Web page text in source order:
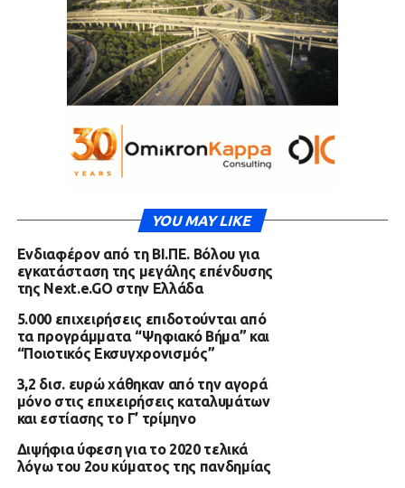
YOU MAY LIKE
Ενδιαφέρον από τη ΒΙ.ΠΕ. Βόλου για
εγκατάσταση της μεγάλης επένδυσης
της Next.e.GO στην Ελλάδα
5.000 επιχειρήσεις επιδοτούνται από
τα προγράμματα “Ψηφιακό Βήμα” και
“Ποιοτικός Εκσυγχρονισμός”
3,2 δισ. ευρώ χάθηκαν από την αγορά
μόνο στις επιχειρήσεις καταλυμάτων
και εστίασης το Γ’ τρίμηνο
Διψήφια ύφεση για το 2020 τελικά
λόγω του 2ου κύματος της πανδημίας